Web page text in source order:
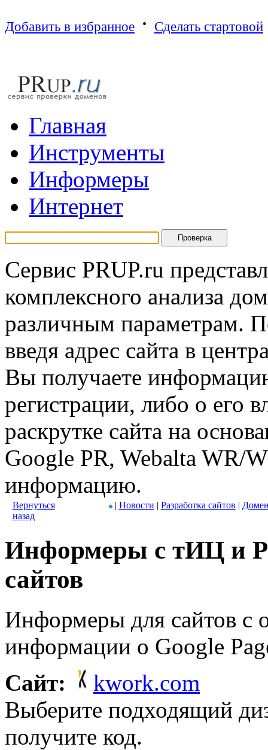
Добавить в избранное · Сделать стартовой
Главная
Инструменты
Информеры
Интернет
Сервис PRUP.ru
комплексного анализа
различным параметрам.
введя адрес сайта в
Вы получаете
регистрации, либо о его
раскрутке сайта на
Google PR, Webalta WR/
информацию.
Вернуться
назад
| Новости | Разработка сайтов |
Информеры с тИЦ и
сайтов
Информеры для сайтов с
информации о Google
Сайт:
kwork.com
Выберите подходящий
получите код.